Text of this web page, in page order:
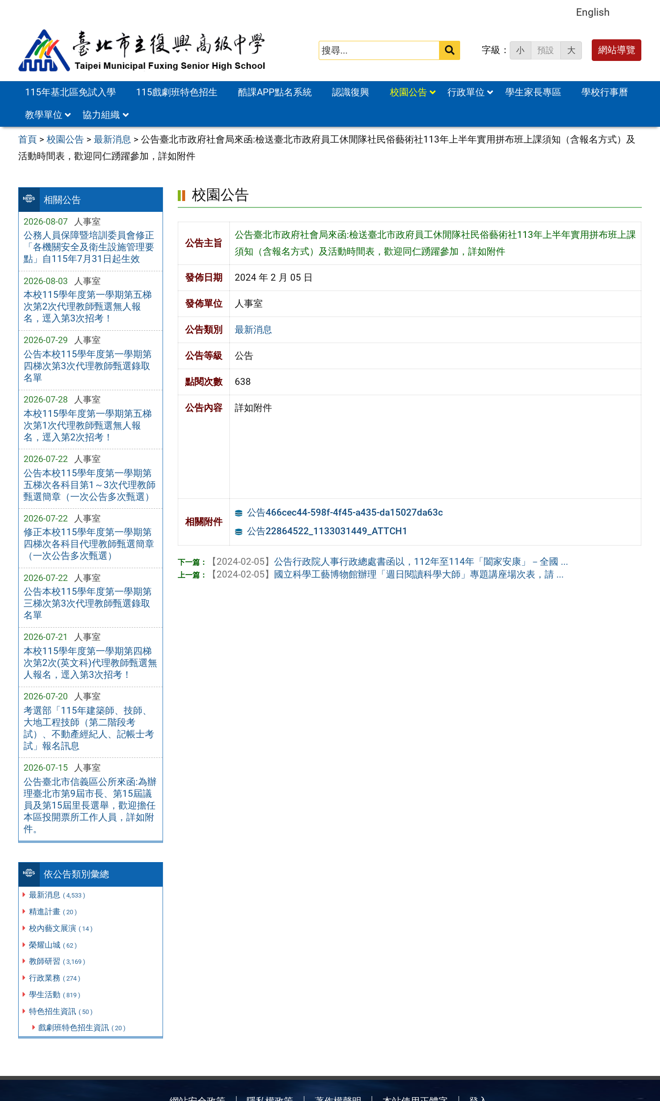
English
搜
字級： 小 預設 大 網站導覽
115年基北區免試入學 115戲劇班特色招生 酷課APP點名系統 認識復興 校園公告 行政單位 學生家長專區
學校行事曆
教學單位
協力組織
首頁 >校園公告 >最新消息 >公告臺北市政府社會局來函:檢送臺北市政府員工休閒隊社民俗藝術社113年上半年實用拼布班上課須知（含報名方式）及
活動時間表，歡迎同仁踴躍參加，詳如附件
相關公告
2026-08-07 人事室
公務人員保障暨培訓委員會修正
「各機關安全及衛生設施管理要
點」自115年7月31日起生效
2026-08-03 人事室
本校115學年度第一學期第五梯
次第2次代理教師甄選無人報
名，逕入第3次招考！
2026-07-29 人事室
公告本校115學年度第一學期第
四梯次第3次代理教師甄選錄取
名單
2026-07-28 人事室
本校115學年度第一學期第五梯
次第1次代理教師甄選無人報
名，逕入第2次招考！
2026-07-22 人事室
公告本校115學年度第一學期第
五梯次各科目第1～3次代理教師
甄選簡章（一次公告多次甄選）
2026-07-22 人事室
修正本校115學年度第一學期第
四梯次各科目代理教師甄選簡章
（一次公告多次甄選）
2026-07-22 人事室
公告本校115學年度第一學期第
三梯次第3次代理教師甄選錄取
名單
2026-07-21 人事室
本校115學年度第一學期第四梯
次第2次(英文科)代理教師甄選無
人報名，逕入第3次招考！
2026-07-20 人事室
考選部「115年建築師、技師、
大地工程技師（第二階段考
試）、不動產經紀人、記帳士考
試」報名訊息
2026-07-15 人事室
公告臺北市信義區公所來函:為辦
理臺北市第9屆市長、第15屆議
員及第15屆里長選舉，歡迎擔任
本區投開票所工作人員，詳如附
件。
依公告類別彙總
最新消息 ( 4,533 )
精進計畫 ( 20 )
校內藝文展演 ( 14 )
榮耀山城 ( 62 )
教師研習 ( 3,169 )
行政業務 ( 274 )
學生活動 ( 819 )
特色招生資訊 ( 50 )
戲劇班特色招生資訊 ( 20 )
校園公告
公告主旨
公告臺北市政府社會局來函:檢送臺北市政府員工休閒隊社民俗藝術社113年上半年實用拼布班上課
須知（含報名方式）及活動時間表，歡迎同仁踴躍參加，詳如附件
發佈日期 2024 年 2 月 05 日
發佈單位 人事室
公告類別 最新消息
公告等級 公告
點閱次數 638
公告內容 詳如附件
相關附件
公告466cec44-598f-4f45-a435-da15027da63c
公告22864522_1133031449_ATTCH1
【2024-02-05】公告行政院人事行政總處書函以，112年至114年「闔家安康」－全國 ...
【2024-02-05】 國立科學工藝博物館辦理「週日閱讀科學大師」專題講座場次表，請 ...